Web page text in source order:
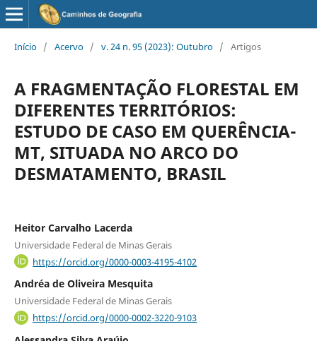
Início / Acervo / v. 24 n. 95 (2023): Outubro / Artigos
A FRAGMENTAÇÃO FLORESTAL EM
DIFERENTES TERRITÓRIOS:
ESTUDO DE CASO EM QUERÊNCIA-
MT, SITUADA NO ARCO DO
DESMATAMENTO, BRASIL
Heitor Carvalho Lacerda
Universidade Federal de Minas Gerais
https://orcid.org/0000-0003-4195-4102
Andréa de Oliveira Mesquita
Universidade Federal de Minas Gerais
https://orcid.org/0000-0002-3220-9103